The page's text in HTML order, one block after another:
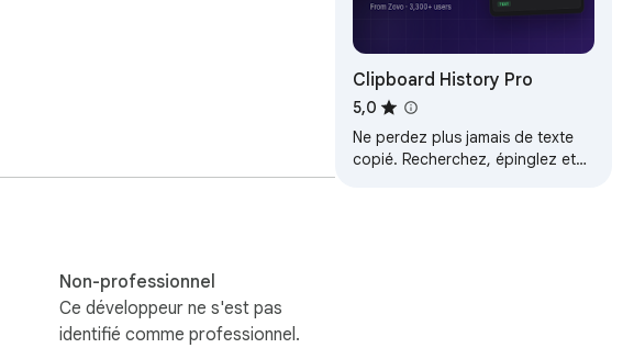
manager, private clipboard, local
Non-professionnel
Ce développeur ne s'est pas
identifié comme professionnel.
Clipboard History Pro
5,0
Ne perdez plus jamais de texte
copié. Recherchez, épinglez et